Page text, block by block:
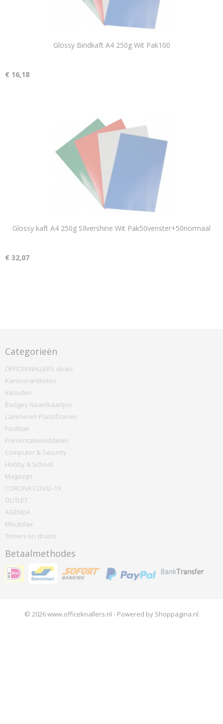
Glossy Bindkaft A4 250g Wit Pak100
€ 16,18
Glossy kaft A4 250g SIlvershine Wit Pak50venster+50normaal
€ 32,07
Categorieën
OFFICEKNALLERS deals
Kantoorartikelen
Inbinden
Badges Naamkaartjes
Lamineren Plastificeren
Facilitair
Presentatiemiddelen
Computer & Security
Hobby & School
Magazijn
CORONA COVID-19
OUTLET
AGENDA
Meubilair
Toners en drums
Betaalmethodes
© 2026 www.officeknallers.nl - Powered by Shoppagina.nl